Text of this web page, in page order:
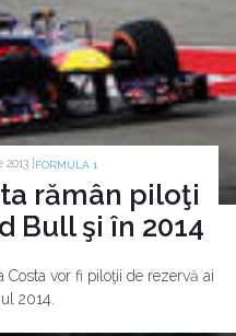
| FORMULA 1
rămân piloţi
Bull şi în 2014
Costa vor fi piloţii de rezervă ai
2014.